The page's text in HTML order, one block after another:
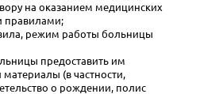
на оказанием медицинских
правилами;
режим работы больницы
предоставить им
(в частности,
о рождении, полис